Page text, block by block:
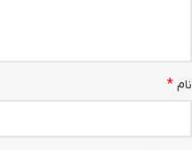
نام*